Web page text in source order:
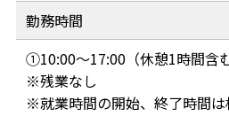
勤務時間
①10:00～17:00（休憩1時間含む
※残業なし
※就業時間の開始、終了時間